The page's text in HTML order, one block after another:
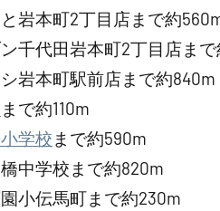
岩本町2丁目店まで約
千代田岩本町2丁目店ま
岩本町駅前店まで約840m
まで約110m
学校 まで約590m
中学校まで約820m
小伝馬町まで約230m